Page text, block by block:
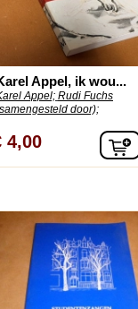
Appel, ik wou...
Appel; Rudi Fuchs
door);
4,00